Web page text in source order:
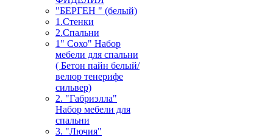
"БЕРГЕН " (белый)
1.Стенки
2.Спальни
1" Сохо" Набор
мебели для спальни
( Бетон пайн белый/
велюр тенерифе
сильвер)
2. "Габриэлла"
Набор мебели для
спальни
3. "Лючия"